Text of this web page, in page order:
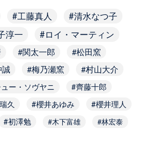
工藤真人
清水なつ子
淳一 ロイ・マーティン
関太一郎
松田窯
誠 梅乃瀬窯 村山大介
ー・ソヴヤニ
齊藤十郎
久 櫻井あゆみ
櫻井理人
初澤勉 木下富雄 林宏泰